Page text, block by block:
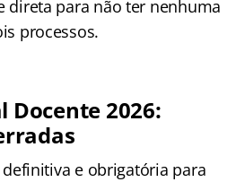
direta para não ter nenhuma
processos.
Docente 2026:
e obrigatória para